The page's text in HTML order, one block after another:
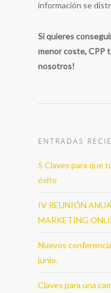
información se
Si quieres
menor coste, CPP
nosotros!
ENTRADAS
5 Claves para que
éxito
IV REUNIÓN
MARKETING
Nuevos
junio.
Claves para una